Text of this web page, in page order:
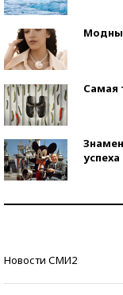
Самая
Новости СМИ2